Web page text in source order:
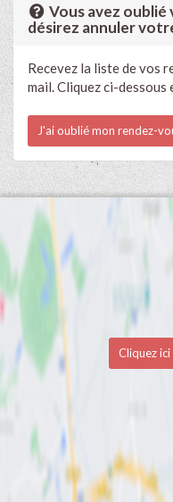
Vous avez
désirez annuler
Recevez la liste de vos
mail. Cliquez ci-
J'ai oublié mon rendez-
Cliquez